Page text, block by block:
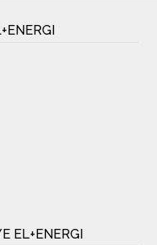
EL+ENERGI